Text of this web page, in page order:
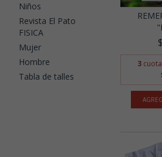
Niños
Revista El Pato
FISICA
Mujer
Hombre
Tabla de talles
3